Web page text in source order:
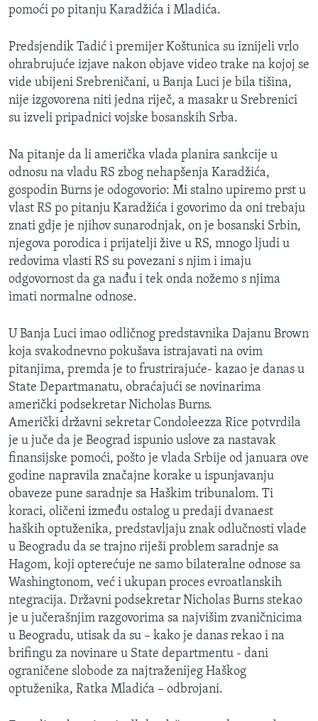
pomoći po pitanju Karadžića i Mladića.
Predsjendik Tadić i premijer Koštunica su iznijeli vrlo
ohrabrujuće izjave nakon objave video trake na kojoj se
vide ubijeni Srebreničani, u Banja Luci je bila tišina,
nije izgovorena niti jedna riječ, a masakr u Srebrenici
su izveli pripadnici vojske bosanskih Srba.
Na pitanje da li američka vlada planira sankcije u
odnosu na vladu RS zbog nehapšenja Karadžića,
gospodin Burns je odogovorio: Mi stalno upiremo prst u
vlast RS po pitanju Karadžića i govorimo da oni trebaju
znati gdje je njihov sunarodnjak, on je bosanski Srbin,
njegova porodica i prijatelji žive u RS, mnogo ljudi u
redovima vlasti RS su povezani s njim i imaju
odgovornost da ga nađu i tek onda nožemo s njima
imati normalne odnose.
U Banja Luci imao odličnog predstavnika Dajanu Brown
koja svakodnevno pokušava istrajavati na ovim
pitanjima, premda je to frustrirajuće- kazao je danas u
State Departmanatu, obraćajući se novinarima
američki podsekretar Nicholas Burns.
Američki državni sekretar Condoleezza Rice potvrdila
je u juče da je Beograd ispunio uslove za nastavak
finansijske pomoći, pošto je vlada Srbije od januara ove
godine napravila značajne korake u ispunjavanju
obaveze pune saradnje sa Haškim tribunalom. Ti
koraci, oličeni između ostalog u predaji dvanaest
haških optuženika, predstavljaju znak odlučnosti vlade
u Beogradu da se trajno riješi problem saradnje sa
Hagom, koji opterećuje ne samo bilateralne odnose sa
Washingtonom, već i ukupan proces evroatlanskih
ntegracija. Državni podsekretar Nicholas Burns stekao
je u jučerašnjim razgovorima sa najvišim zvaničnicima
u Beogradu, utisak da su – kako je danas rekao i na
brifingu za novinare u State departmentu - dani
ograničene slobode za najtraženijeg Haškog
optuženika, Ratka Mladića – odbrojani.